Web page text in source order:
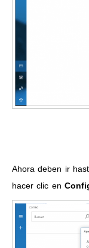
Ahora deben ir
hacer clic en